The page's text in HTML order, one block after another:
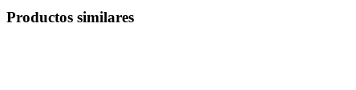
Productos similares